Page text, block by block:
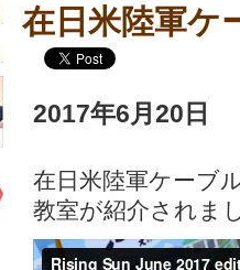
在日米陸軍ケ
2017年6月20日
在日米陸軍ケーブ
教室が紹介されま